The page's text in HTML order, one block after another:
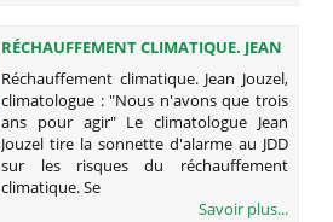
RÉCHAUFFEMENT CLIMATIQUE. JEAN
JOUZEL, CLIMATOLOGUE : "NOUS
N'AVONS QUE TROIS ANS POUR
AGIR"
Réchauffement climatique. Jean Jouzel,
climatologue : "Nous n'avons que trois
ans pour agir" Le climatologue Jean
Jouzel tire la sonnette d'alarme au JDD
sur les risques du réchauffement
climatique. Se
Savoir plus...